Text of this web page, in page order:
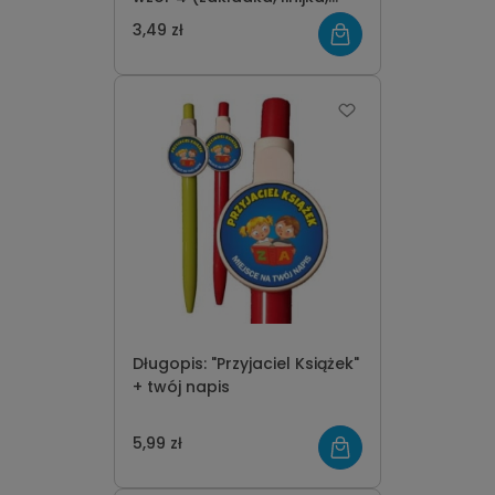
karteczki)
3,49 zł
Długopis: "Przyjaciel Książek"
+ twój napis
5,99 zł